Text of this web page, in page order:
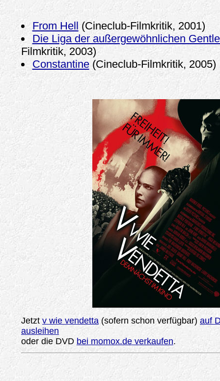
From Hell (Cineclub-Filmkritik, 2001)
Die Liga der außergewöhnlichen
Filmkritik, 2003)
Constantine(Cineclub-Filmkritik, 2005)
Jetzt v wie vendetta (sofern schon verfügbar) auf
ausleihen
oder die DVD bei momox.de verkaufen.